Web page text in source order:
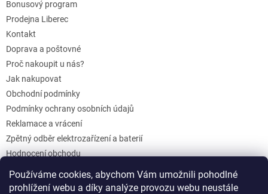
Používáme cookies, abychom Vám umožnili pohodlné
prohlížení webu a díky analýze provozu webu neustále
Bonusový program
Prodejna Liberec
Kontakt
Doprava a poštovné
Proč nakoupit u nás?
Jak nakupovat
Obchodní podmínky
Podmínky ochrany osobních údajů
Reklamace a vrácení
Zpětný odběr elektrozařízení a baterií
Hodnocení obchodu
Dárkové poukazy
Blog